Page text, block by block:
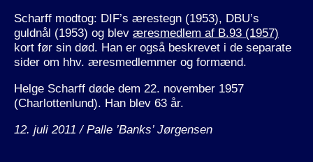
Scharff modtog: DIF’s ærestegn (1953), DBU’s
guldnål (1953) og blev æresmedlem af B.93 (1957)
kort før sin død. Han er også beskrevet i de separate
sider om hhv. æresmedlemmer og formænd.
Helge Scharff døde dem 22. november 1957
(Charlottenlund). Han blev 63 år.
12. juli 2011 / Palle ’Banks’ Jørgensen